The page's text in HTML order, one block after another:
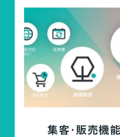
集客・販売機